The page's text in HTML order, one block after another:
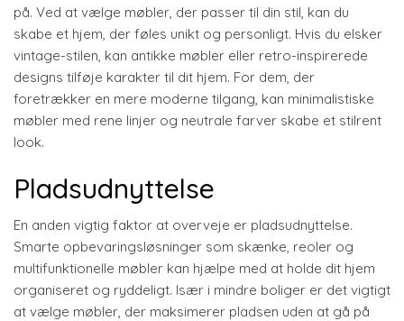
på. Ved at vælge møbler, der passer til din stil, kan du
skabe et hjem, der føles unikt og personligt. Hvis du elsker
vintage-stilen, kan antikke møbler eller retro-inspirerede
designs tilføje karakter til dit hjem. For dem, der
foretrækker en mere moderne tilgang, kan minimalistiske
møbler med rene linjer og neutrale farver skabe et stilrent
look.
Pladsudnyttelse
En anden vigtig faktor at overveje er pladsudnyttelse.
Smarte opbevaringsløsninger som skænke, reoler og
multifunktionelle møbler kan hjælpe med at holde dit hjem
organiseret og ryddeligt. Især i mindre boliger er det vigtigt
at vælge møbler, der maksimerer pladsen uden at gå på